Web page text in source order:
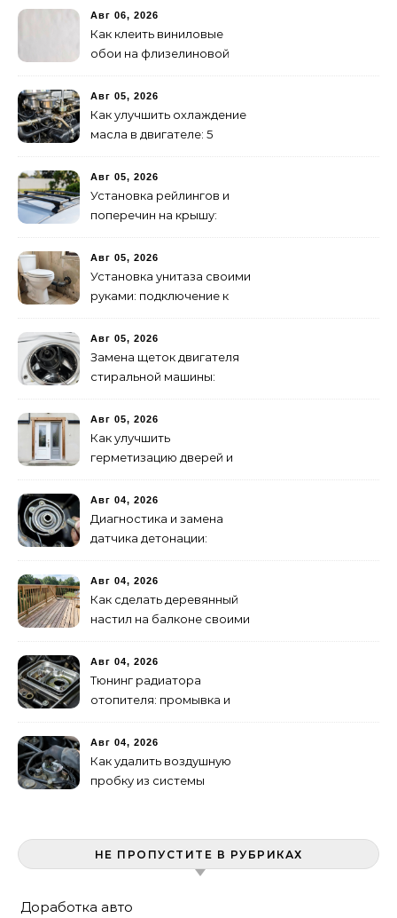
Авг 06, 2026
Как клеить виниловые
обои на флизелиновой
инструкция
Авг 05, 2026
Как улучшить охлаждение
масла в двигателе: 5
Авг 05, 2026
Установка рейлингов и
поперечин на крышу:
Авг 05, 2026
Установка унитаза своими
руками: подключение к
Авг 05, 2026
Замена щеток двигателя
стиральной машины:
Авг 05, 2026
Как улучшить
герметизацию дверей и
способов
Авг 04, 2026
Диагностика и замена
датчика детонации:
Авг 04, 2026
Как сделать деревянный
настил на балконе своими
инструкция
Авг 04, 2026
Тюнинг радиатора
отопителя: промывка и
Авг 04, 2026
Как удалить воздушную
пробку из системы
НЕ ПРОПУСТИТЕ В РУБРИКАХ
Доработка авто